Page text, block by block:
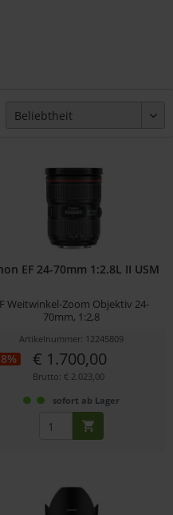
EF 24-70mm 1:2.8L II USM
Weitwinkel-Zoom Objektiv 24-
70mm, 1:2,8
Artikelnummer: 12245809
€ 1.700,00
Brutto: € 2.023,00
sofort ab Lager